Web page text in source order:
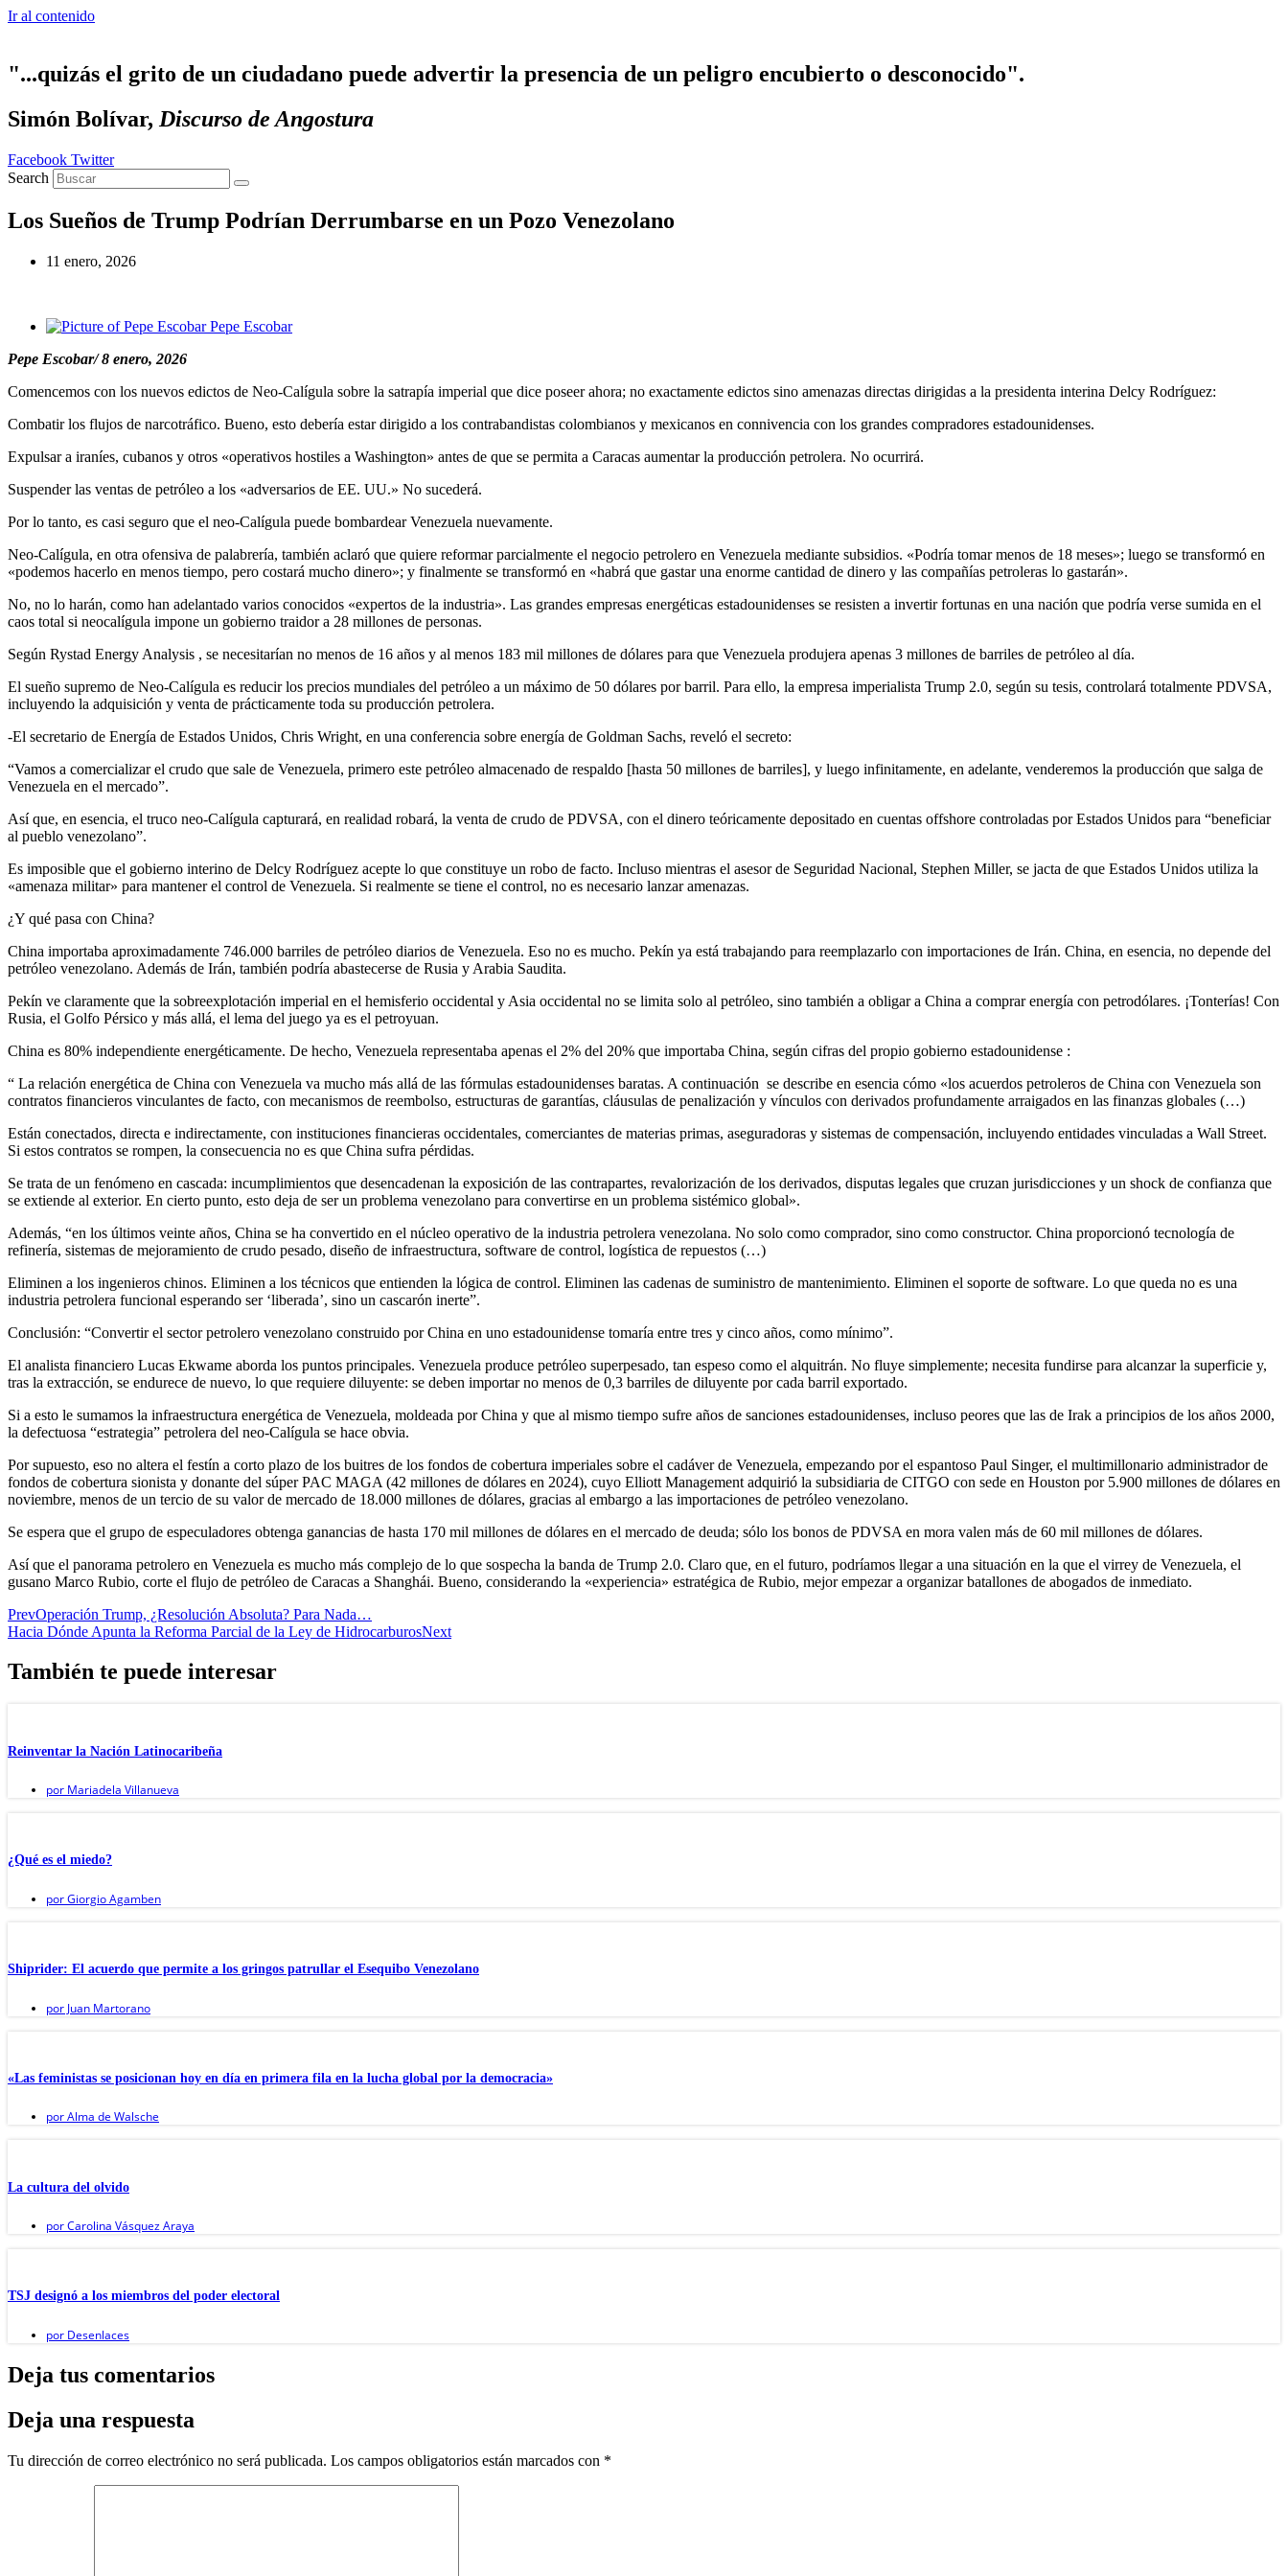
Ir al contenido
"...quizás el grito de un ciudadano puede advertir la presencia de un peligro encubierto o desconocido".
Simón Bolívar, Discurso de Angostura
Facebook Twitter
Search
Los Sueños de Trump Podrían Derrumbarse en un Pozo Venezolano
11 enero, 2026
Pepe Escobar
Pepe Escobar/ 8 enero, 2026
Comencemos con los nuevos edictos de Neo-Calígula sobre la satrapía imperial que dice poseer ahora; no exactamente edictos sino amenazas directas dirigidas a la presidenta interina Delcy Rodríguez:
Combatir los flujos de narcotráfico. Bueno, esto debería estar dirigido a los contrabandistas colombianos y mexicanos en connivencia con los grandes compradores estadounidenses.
Expulsar a iraníes, cubanos y otros «operativos hostiles a Washington» antes de que se permita a Caracas aumentar la producción petrolera. No ocurrirá.
Suspender las ventas de petróleo a los «adversarios de EE. UU.» No sucederá.
Por lo tanto, es casi seguro que el neo-Calígula puede bombardear Venezuela nuevamente.
Neo-Calígula, en otra ofensiva de palabrería, también aclaró que quiere reformar parcialmente el negocio petrolero en Venezuela mediante subsidios. «Podría tomar menos de 18 meses»; luego se transformó en
«podemos hacerlo en menos tiempo, pero costará mucho dinero»; y finalmente se transformó en «habrá que gastar una enorme cantidad de dinero y las compañías petroleras lo gastarán».
No, no lo harán, como han adelantado varios conocidos «expertos de la industria». Las grandes empresas energéticas estadounidenses se resisten a invertir fortunas en una nación que podría verse sumida en el
caos total si neocalígula impone un gobierno traidor a 28 millones de personas.
Según Rystad Energy Analysis , se necesitarían no menos de 16 años y al menos 183 mil millones de dólares para que Venezuela produjera apenas 3 millones de barriles de petróleo al día.
El sueño supremo de Neo-Calígula es reducir los precios mundiales del petróleo a un máximo de 50 dólares por barril. Para ello, la empresa imperialista Trump 2.0, según su tesis, controlará totalmente PDVSA,
incluyendo la adquisición y venta de prácticamente toda su producción petrolera.
-El secretario de Energía de Estados Unidos, Chris Wright, en una conferencia sobre energía de Goldman Sachs, reveló el secreto:
“Vamos a comercializar el crudo que sale de Venezuela, primero este petróleo almacenado de respaldo [hasta 50 millones de barriles], y luego infinitamente, en adelante, venderemos la producción que salga de
Venezuela en el mercado”.
Así que, en esencia, el truco neo-Calígula capturará, en realidad robará, la venta de crudo de PDVSA, con el dinero teóricamente depositado en cuentas offshore controladas por Estados Unidos para “beneficiar
al pueblo venezolano”.
Es imposible que el gobierno interino de Delcy Rodríguez acepte lo que constituye un robo de facto. Incluso mientras el asesor de Seguridad Nacional, Stephen Miller, se jacta de que Estados Unidos utiliza la
«amenaza militar» para mantener el control de Venezuela. Si realmente se tiene el control, no es necesario lanzar amenazas.
¿Y qué pasa con China?
China importaba aproximadamente 746.000 barriles de petróleo diarios de Venezuela. Eso no es mucho. Pekín ya está trabajando para reemplazarlo con importaciones de Irán. China, en esencia, no depende del
petróleo venezolano. Además de Irán, también podría abastecerse de Rusia y Arabia Saudita.
Pekín ve claramente que la sobreexplotación imperial en el hemisferio occidental y Asia occidental no se limita solo al petróleo, sino también a obligar a China a comprar energía con petrodólares. ¡Tonterías! Con
Rusia, el Golfo Pérsico y más allá, el lema del juego ya es el petroyuan.
China es 80% independiente energéticamente. De hecho, Venezuela representaba apenas el 2% del 20% que importaba China, según cifras del propio gobierno estadounidense :
“ La relación energética de China con Venezuela va mucho más allá de las fórmulas estadounidenses baratas. A continuación se describe en esencia cómo «los acuerdos petroleros de China con Venezuela son
contratos financieros vinculantes de facto, con mecanismos de reembolso, estructuras de garantías, cláusulas de penalización y vínculos con derivados profundamente arraigados en las finanzas globales (…)
Están conectados, directa e indirectamente, con instituciones financieras occidentales, comerciantes de materias primas, aseguradoras y sistemas de compensación, incluyendo entidades vinculadas a Wall Street.
Si estos contratos se rompen, la consecuencia no es que China sufra pérdidas.
Se trata de un fenómeno en cascada: incumplimientos que desencadenan la exposición de las contrapartes, revalorización de los derivados, disputas legales que cruzan jurisdicciones y un shock de confianza que
se extiende al exterior. En cierto punto, esto deja de ser un problema venezolano para convertirse en un problema sistémico global».
Además, “en los últimos veinte años, China se ha convertido en el núcleo operativo de la industria petrolera venezolana. No solo como comprador, sino como constructor. China proporcionó tecnología de
refinería, sistemas de mejoramiento de crudo pesado, diseño de infraestructura, software de control, logística de repuestos (…)
Eliminen a los ingenieros chinos. Eliminen a los técnicos que entienden la lógica de control. Eliminen las cadenas de suministro de mantenimiento. Eliminen el soporte de software. Lo que queda no es una
industria petrolera funcional esperando ser ‘liberada’, sino un cascarón inerte”.
Conclusión: “Convertir el sector petrolero venezolano construido por China en uno estadounidense tomaría entre tres y cinco años, como mínimo”.
El analista financiero Lucas Ekwame aborda los puntos principales. Venezuela produce petróleo superpesado, tan espeso como el alquitrán. No fluye simplemente; necesita fundirse para alcanzar la superficie y,
tras la extracción, se endurece de nuevo, lo que requiere diluyente: se deben importar no menos de 0,3 barriles de diluyente por cada barril exportado.
Si a esto le sumamos la infraestructura energética de Venezuela, moldeada por China y que al mismo tiempo sufre años de sanciones estadounidenses, incluso peores que las de Irak a principios de los años 2000,
la defectuosa “estrategia” petrolera del neo-Calígula se hace obvia.
Por supuesto, eso no altera el festín a corto plazo de los buitres de los fondos de cobertura imperiales sobre el cadáver de Venezuela, empezando por el espantoso Paul Singer, el multimillonario administrador de
fondos de cobertura sionista y donante del súper PAC MAGA (42 millones de dólares en 2024), cuyo Elliott Management adquirió la subsidiaria de CITGO con sede en Houston por 5.900 millones de dólares en
noviembre, menos de un tercio de su valor de mercado de 18.000 millones de dólares, gracias al embargo a las importaciones de petróleo venezolano.
Se espera que el grupo de especuladores obtenga ganancias de hasta 170 mil millones de dólares en el mercado de deuda; sólo los bonos de PDVSA en mora valen más de 60 mil millones de dólares.
Así que el panorama petrolero en Venezuela es mucho más complejo de lo que sospecha la banda de Trump 2.0. Claro que, en el futuro, podríamos llegar a una situación en la que el virrey de Venezuela, el
gusano Marco Rubio, corte el flujo de petróleo de Caracas a Shanghái. Bueno, considerando la «experiencia» estratégica de Rubio, mejor empezar a organizar batallones de abogados de inmediato.
PrevOperación Trump, ¿Resolución Absoluta? Para Nada…
Hacia Dónde Apunta la Reforma Parcial de la Ley de HidrocarburosNext
También te puede interesar
Reinventar la Nación Latinocaribeña
por Mariadela Villanueva
¿Qué es el miedo?
porGiorgio Agamben
Shiprider: El acuerdo que permite a los gringos patrullar el Esequibo Venezolano
por Juan Martorano
«Las feministas se posicionan hoy en día en primera fila en la lucha global por la democracia»
porAlma de Walsche
La cultura del olvido
porCarolina Vásquez Araya
TSJ designó a los miembros del poder electoral
por Desenlaces
Deja tus comentarios
Deja una respuesta
Tu dirección de correo electrónico no será publicada. Los campos obligatorios están marcados con *